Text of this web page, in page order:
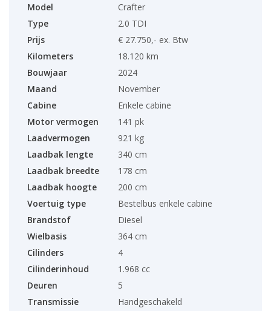
Model
Crafter
Type
2.0 TDI
Prijs
€ 27.750,- ex. Btw
Kilometers
18.120 km
Bouwjaar
2024
Maand
November
Cabine
Enkele cabine
Motor vermogen
141 pk
Laadvermogen
921 kg
Laadbak lengte
340 cm
Laadbak breedte
178 cm
Laadbak hoogte
200 cm
Voertuig type
Bestelbus enkele cabine
Brandstof
Diesel
Wielbasis
364 cm
Cilinders
4
Cilinderinhoud
1.968 cc
Deuren
5
Transmissie
Handgeschakeld